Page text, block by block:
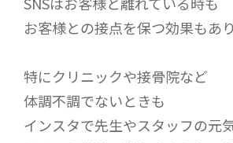
お客様との接点を保つ効果もあり
特にクリニックや接骨院など
体調不調でないときも
インスタで先生やスタッフの元